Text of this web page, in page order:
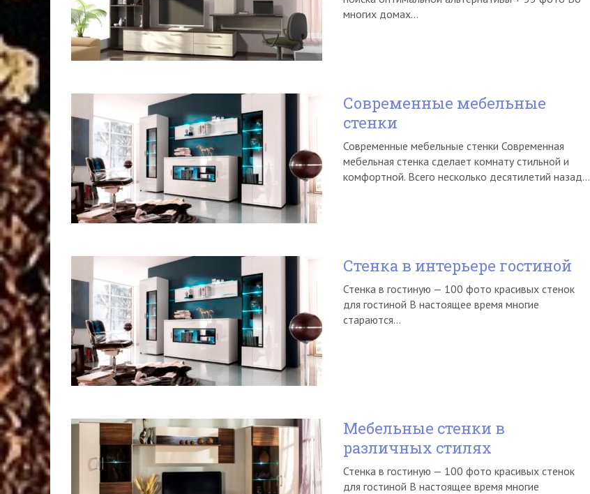
многих домах…
Современные мебельные
стенки
Современные мебельные стенки Современная
мебельная стенка сделает комнату стильной и
комфортной. Всего несколько десятилетий назад…
Стенка в интерьере гостиной
Стенка в гостиную — 100 фото красивых стенок
для гостиной В настоящее время многие
стараются…
Мебельные стенки в
различных стилях
Стенка в гостиную — 100 фото красивых стенок
для гостиной В настоящее время многие